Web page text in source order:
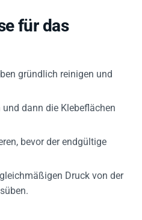
für das
gründlich reinigen und
dann die Klebeflächen
bevor der endgültige
Druck von der